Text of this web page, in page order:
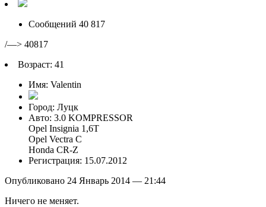
Сообщений 40 817
/—> 40817
Возраст: 41
Имя: Valentin
Город: Луцк
Авто: 3.0 KOMPRESSOR
Opel Insignia 1,6T
Opel Vectra C
Honda CR-Z
Регистрация: 15.07.2012
Опубликовано 24 Январь 2014 — 21:44
Ничего не меняет.